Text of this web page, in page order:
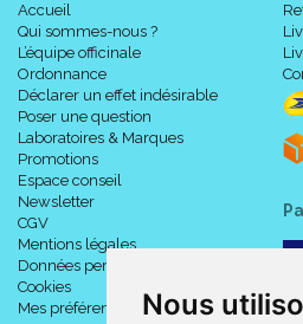
Nous
Accueil
Qui sommes-nous ?
L’équipe officinale
Ordonnance
Déclarer un effet indésirable
Poser une question
Laboratoires & Marques
Promotions
Espace conseil
Newsletter
CGV
Mentions légales
Données personnelles
Cookies
Mes préférences Cookies